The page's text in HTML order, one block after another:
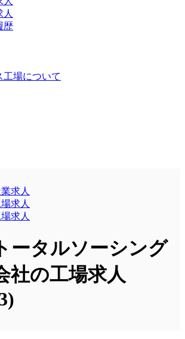
歴
工場について
求人
求人
求人
ータルソーシング
社の工場求人